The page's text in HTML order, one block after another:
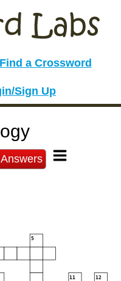
Find a Crossword
Sign Up
Answers
5
11 12